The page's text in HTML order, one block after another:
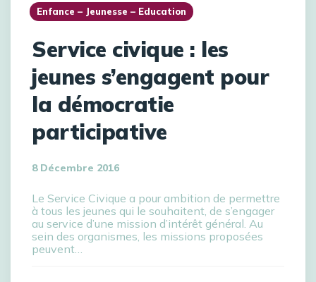
Enfance – Jeunesse – Education
Service civique : les
jeunes s’engagent pour
la démocratie
participative
8 Décembre 2016
Le Service Civique a pour ambition de permettre
à tous les jeunes qui le souhaitent, de s’engager
au service d’une mission d’intérêt général. Au
sein des organismes, les missions proposées
peuvent…